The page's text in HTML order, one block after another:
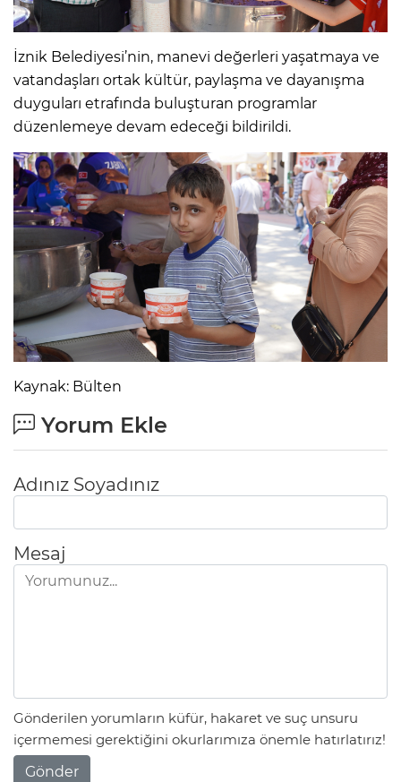
İznik Belediyesi’nin, manevi değerleri yaşatmaya ve
vatandaşları ortak kültür, paylaşma ve dayanışma
duyguları etrafında buluşturan programlar
düzenlemeye devam edeceği bildirildi.
Kaynak: Bülten
Yorum Ekle
Adınız Soyadınız
Mesaj
Gönderilen yorumların küfür, hakaret ve suç unsuru
içermemesi gerektiğini okurlarımıza önemle hatırlatırız!
Gönder